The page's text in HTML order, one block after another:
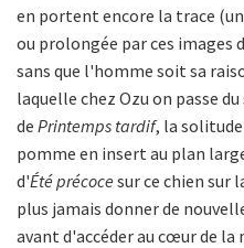
en portent encore la trace
ou prolongée par ces images
sans que l'homme soit sa
laquelle chez Ozu on passe
de Printemps tardif, la
pomme en insert au plan
d'Été précoce sur ce chien sur
plus jamais donner de
avant d'accéder au cœur de